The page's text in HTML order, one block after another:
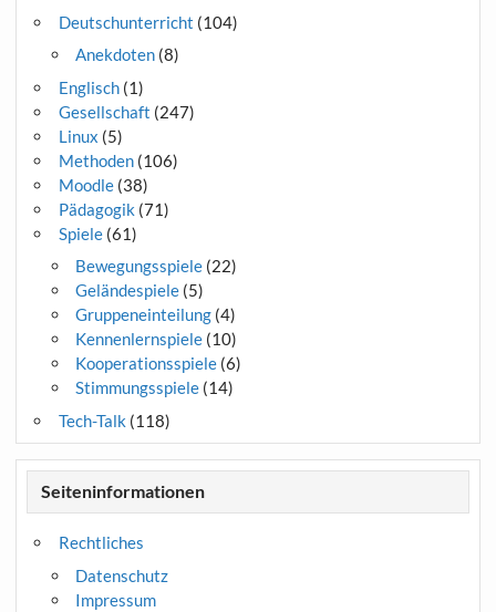
Deutschunterricht (104)
Anekdoten(8)
Englisch(1)
Gesellschaft (247)
Linux (5)
Methoden(106)
Moodle(38)
Pädagogik (71)
Spiele(61)
Bewegungsspiele(22)
Geländespiele(5)
Gruppeneinteilung(4)
Kennenlernspiele(10)
Kooperationsspiele(6)
Stimmungsspiele(14)
Tech-Talk (118)
Seiteninformationen
Rechtliches
Datenschutz
Impressum